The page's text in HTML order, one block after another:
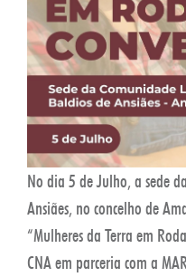
No dia 5 de Julho, a sede
Ansiães, no concelho de
“Mulheres da Terra em
CNA em parceria com a